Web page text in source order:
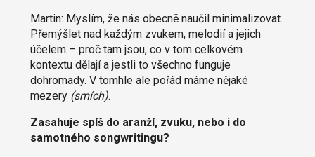
Martin: Myslím, že nás obecně naučil minimalizovat.
Přemýšlet nad každým zvukem, melodií a jejich
účelem – proč tam jsou, co v tom celkovém
kontextu dělají a jestli to všechno funguje
dohromady. V tomhle ale pořád máme nějaké
mezery (smích).
Zasahuje spíš do aranží, zvuku, nebo i do
samotného songwritingu?